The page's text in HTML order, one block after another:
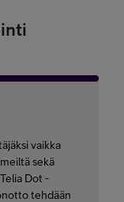
vaikka
sekä
Dot -
tehdään